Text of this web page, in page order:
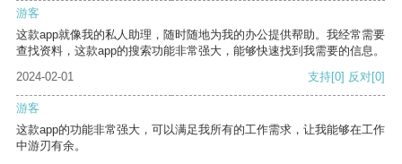
游客
这款app就像我的私人助理，随时随地为我的办公提供帮助。我经常需要
查找资料，这款app的搜索功能非常强大，能够快速找到我需要的信息。
2024-02-01
支持[0] 反对[0]
游客
这款app的功能非常强大，可以满足我所有的工作需求，让我能够在工作
中游刃有余。